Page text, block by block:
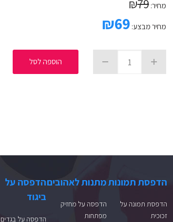
מחיר: ₪79
מחיר מבצע: ₪69
הוספה לסל
הדפסת תמונות
הדפסת תמונה על
זכוכית
מתנות לאהובים
הדפסה על מחזיק
מפתחות
הדפסה על
ביגוד
הדפסה על בגדים